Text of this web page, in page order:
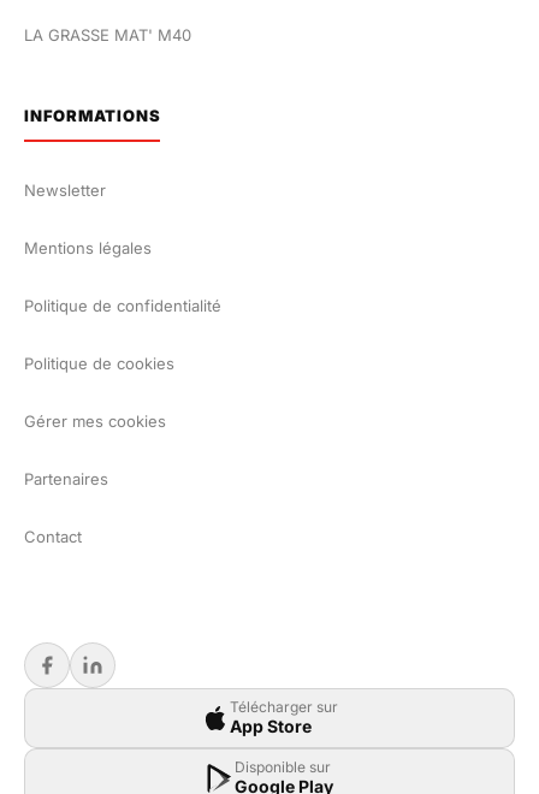
LA GRASSE MAT' M40
INFORMATIONS
Newsletter
Mentions légales
Politique de confidentialité
Politique de cookies
Gérer mes cookies
Partenaires
Contact
Télécharger sur
App Store
Disponible sur
Google Play